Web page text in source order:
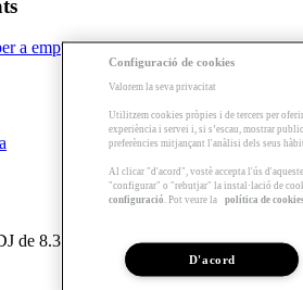
a empreses
de 8.30 a 16.30 h / DV de 8.30 a 14 h.
Configuració de cookies
Valorem la seva privacitat
Utilitzem cookies pròpies i de tercers per
experiència i servei i, si s’escau, mostrar
preferències mitjançant l'anàlisi dels seus
Al clicar "d'acord", vostè accepta l'ús
"configurar" o "rebutjar" la instal·lació de
configuració . Pot veure la política de
D'acord